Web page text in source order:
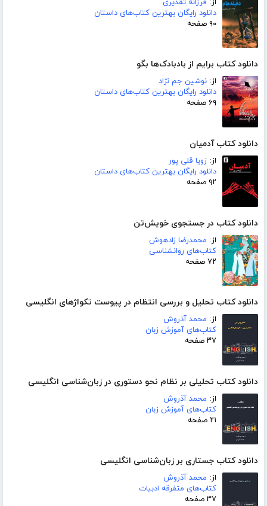
از: فرزانه تقدیری
دانلود رایگان بهترین کتاب‌های داستان
۹۰ صفحه
دانلود کتاب برایم از بادبادک‌ها بگو
از: نوشین جم نژاد
دانلود رایگان بهترین کتاب‌های داستان
۶۹ صفحه
دانلود کتاب آدمیان
از: زویا قلی پور
دانلود رایگان بهترین کتاب‌های داستان
۹۲ صفحه
دانلود کتاب در جستجوی خویش‌تن
از: محمدرضا زادهوش
کتاب‌های روانشناسی
۷۲ صفحه
دانلود کتاب تحلیل و بررسی انتظام در پیوست تکواژهای انگلیسی
از: محمد آذروش
کتاب‌های آموزش زبان
۳۷ صفحه
دانلود کتاب تحلیلی بر نظام نحو دستوری در زبان‌شناسی انگلیسی
از: محمد آذروش
کتاب‌های آموزش زبان
۲۱ صفحه
دانلود کتاب جستاری بر زبان‌شناسی انگلیسی
از: محمد آذروش
کتاب‌های متفرقه ادبیات
۳۷ صفحه